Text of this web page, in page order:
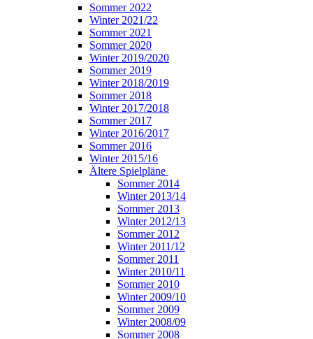
Sommer 2022
Winter 2021/22
Sommer 2021
Sommer 2020
Winter 2019/2020
Sommer 2019
Winter 2018/2019
Sommer 2018
Winter 2017/2018
Sommer 2017
Winter 2016/2017
Sommer 2016
Winter 2015/16
Ältere Spielpläne
Sommer 2014
Winter 2013/14
Sommer 2013
Winter 2012/13
Sommer 2012
Winter 2011/12
Sommer 2011
Winter 2010/11
Sommer 2010
Winter 2009/10
Sommer 2009
Winter 2008/09
Sommer 2008